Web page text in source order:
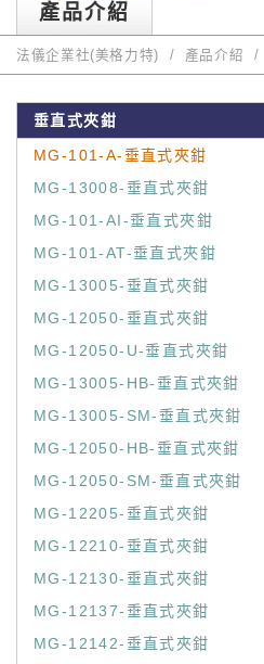
產品介紹
法儀企業社(美格力特) 產品介紹
垂直式夾鉗
MG-101-A-垂直式夾鉗
MG-13008-垂直式夾鉗
MG-101-AI-垂直式夾鉗
MG-101-AT-垂直式夾鉗
MG-13005-垂直式夾鉗
MG-12050-垂直式夾鉗
MG-12050-U-垂直式夾鉗
MG-13005-HB-垂直式夾鉗
MG-13005-SM-垂直式夾鉗
MG-12050-HB-垂直式夾鉗
MG-12050-SM-垂直式夾鉗
MG-12205-垂直式夾鉗
MG-12210-垂直式夾鉗
MG-12130-垂直式夾鉗
MG-12137-垂直式夾鉗
MG-12142-垂直式夾鉗